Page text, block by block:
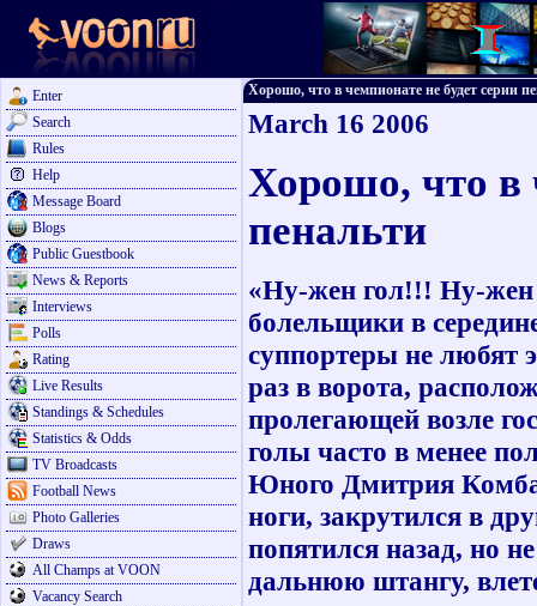
Enter
Search
Rules
Help
Message Board
Blogs
Public Guestbook
News & Reports
Interviews
Polls
Rating
Live Results
Standings & Schedules
Statistics & Odds
TV Broadcasts
Football News
Photo Galleries
Draws
All Champs at VOON
Vacancy Search
Хорошо, что в чемпионате не будет серии
March 16 2006
Хорошо, что в
пенальти
«Ну-жен гол!!! Ну-жен
болельщики в
суппортеры не любят
раз в ворота,
пролегающей возле
голы часто в менее
Юного Дмитрия
ноги, закрутился в
попятился назад, но
дальнюю штангу,